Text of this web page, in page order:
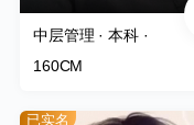
中层管理 · 本科 ·
160CM
已实名